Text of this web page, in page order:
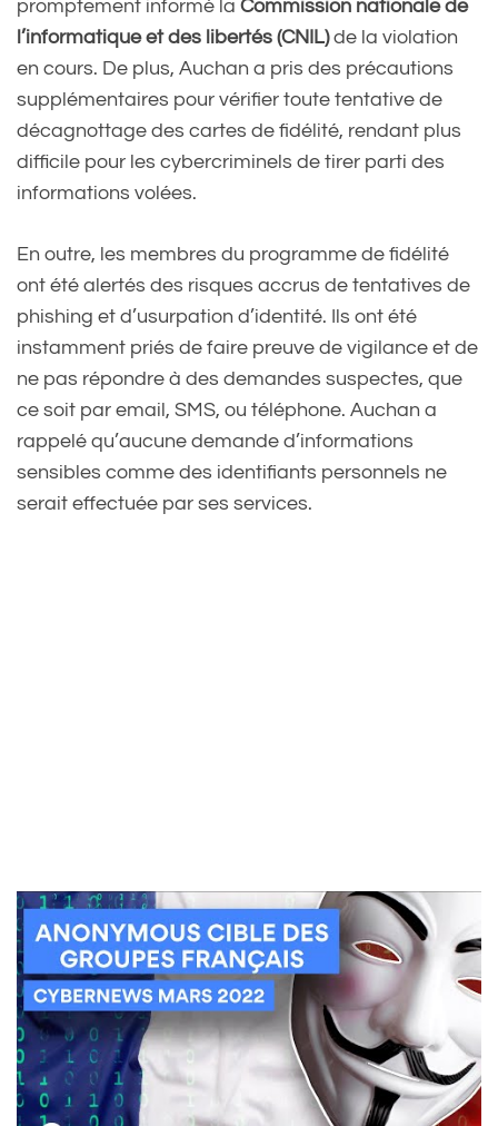
promptement informé la Commission nationale de
l’informatique et des libertés (CNIL)de la violation
en cours. De plus, Auchan a pris des précautions
supplémentaires pour vérifier toute tentative de
décagnottage des cartes de fidélité, rendant plus
difficile pour les cybercriminels de tirer parti des
informations volées.
En outre, les membres du programme de fidélité
ont été alertés des risques accrus de tentatives de
phishing et d’usurpation d’identité. Ils ont été
instamment priés de faire preuve de vigilance et de
ne pas répondre à des demandes suspectes, que
ce soit par email, SMS, ou téléphone. Auchan a
rappelé qu’aucune demande d’informations
sensibles comme des identifiants personnels ne
serait effectuée par ses services.